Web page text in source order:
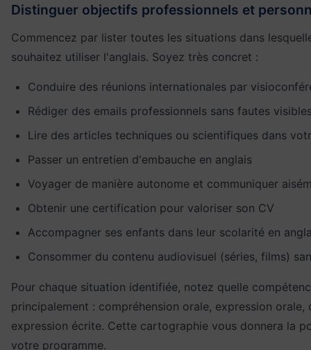
Distinguer objectifs professionnels et
Commencez par lister toutes les situations dans
souhaitez utiliser l'anglais. Soyez très concret :
Conduire des réunions internationales par
Rédiger des emails professionnels sans fautes
Lire des articles techniques ou scientifiques dans
Passer un entretien d'embauche en anglais
Voyager de manière autonome et communiquer
Obtenir une certification pour valoriser son CV
Accompagner ses enfants dans leur scolarité en
Consommer du contenu audiovisuel (séries, films)
Pour chaque situation identifiée, notez quelle
principalement : compréhension orale, expression
expression écrite. Cette cartographie vous donnera la
votre programme.